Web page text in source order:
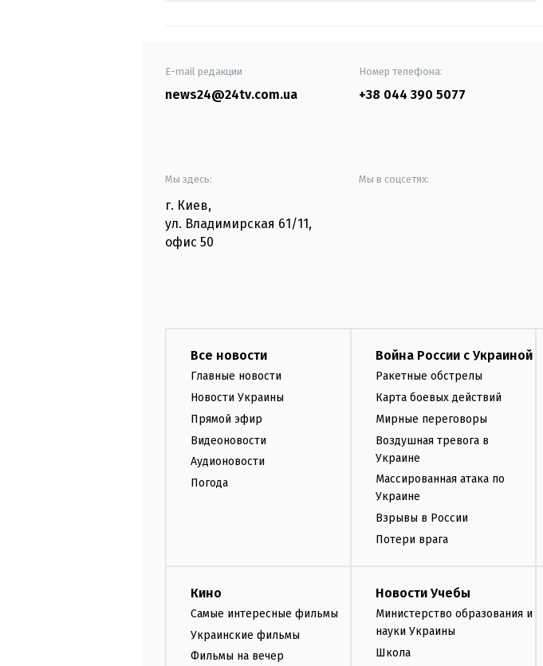
E-mail редакции
news24@24tv.com.ua
Номер телефона:
+38 044 390 5077
Мы здесь:
г. Киев,
ул. Владимирская 61/11,
офис 50
Мы в соцсетях:
Все новости
Главные новости
Новости Украины
Прямой эфир
Видеоновости
Аудионовости
Погода
Война России с Украиной
Ракетные обстрелы
Карта боевых действий
Мирные переговоры
Воздушная тревога в
Украине
Массированная атака по
Украине
Взрывы в России
Потери врага
Кино
Самые интересные фильмы
Украинские фильмы
Фильмы на вечер
Новости Учебы
Министерство образования и
науки Украины
Школа